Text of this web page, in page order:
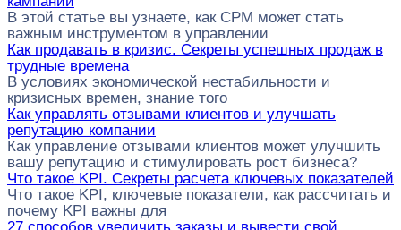
В этой статье вы узнаете, как CPM может стать
важным инструментом в управлении
Как продавать в кризис. Секреты успешных продаж в
трудные времена
В условиях экономической нестабильности и
кризисных времен, знание того
Как управлять отзывами клиентов и улучшать
репутацию компании
Как управление отзывами клиентов может улучшить
вашу репутацию и стимулировать рост бизнеса?
Что такое KPI. Секреты расчета ключевых показателей
Что такое KPI, ключевые показатели, как рассчитать и
почему KPI важны для